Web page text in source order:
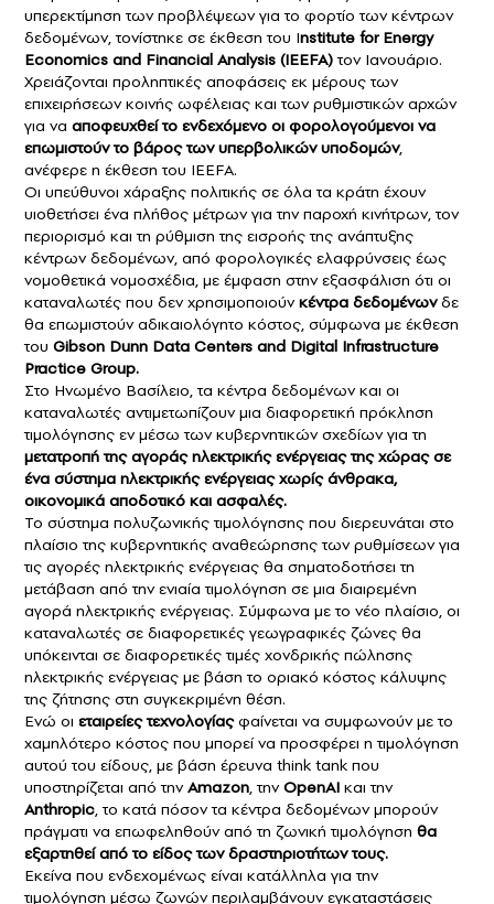
υπερεκτίμηση των προβλέψεων για το φορτίο των κέντρων
δεδομένων, τονίστηκε σε έκθεση του Institute for Energy
Economics and Financial Analysis (ΙΕΕFA)τον Ιανουάριο.
Χρειάζονται προληπτικές αποφάσεις εκ μέρους των
επιχειρήσεων κοινής ωφέλειας και των ρυθμιστικών αρχών
για να αποφευχθεί το ενδεχόμενο οι φορολογούμενοι να
επωμιστούν το βάρος των υπερβολικών υποδομών,
ανέφερε η έκθεση του IEEFA.
Οι υπεύθυνοι χάραξης πολιτικής σε όλα τα κράτη έχουν
υιοθετήσει ένα πλήθος μέτρων για την παροχή κινήτρων, τον
περιορισμό και τη ρύθμιση της εισροής της ανάπτυξης
κέντρων δεδομένων, από φορολογικές ελαφρύνσεις έως
νομοθετικά νομοσχέδια, με έμφαση στην εξασφάλιση ότι οι
καταναλωτές που δεν χρησιμοποιούνκέντρα δεδομένωνδε
θα επωμιστούν αδικαιολόγητο κόστος, σύμφωνα με έκθεση
του Gibson Dunn Data Centers and Digital Infrastructure
Practice Group.
Στο Ηνωμένο Βασίλειο, τα κέντρα δεδομένων και οι
καταναλωτές αντιμετωπίζουν μια διαφορετική πρόκληση
τιμολόγησης εν μέσω των κυβερνητικών σχεδίων για τη
μετατροπή της αγοράς ηλεκτρικής ενέργειας της χώρας σε
ένα σύστημα ηλεκτρικής ενέργειας χωρίς άνθρακα,
οικονομικά αποδοτικό και ασφαλές.
Το σύστημα πολυζωνικής τιμολόγησης που διερευνάται στο
πλαίσιο της κυβερνητικής αναθεώρησης των ρυθμίσεων για
τις αγορές ηλεκτρικής ενέργειας θα σηματοδοτήσει τη
μετάβαση από την ενιαία τιμολόγηση σε μια διαιρεμένη
αγορά ηλεκτρικής ενέργειας. Σύμφωνα με το νέο πλαίσιο, οι
καταναλωτές σε διαφορετικές γεωγραφικές ζώνες θα
υπόκεινται σε διαφορετικές τιμές χονδρικής πώλησης
ηλεκτρικής ενέργειας με βάση το οριακό κόστος κάλυψης
της ζήτησης στη συγκεκριμένη θέση.
Ενώ οι εταιρείες τεχνολογίαςφαίνεται να συμφωνούν με το
χαμηλότερο κόστος που μπορεί να προσφέρει η τιμολόγηση
αυτού του είδους, με βάση έρευνα think tank που
υποστηρίζεται από τηνAmazon, τηνOpenAI και την
Anthropic, το κατά πόσον τα κέντρα δεδομένων μπορούν
πράγματι να επωφεληθούν από τη ζωνική τιμολόγηση θα
εξαρτηθεί από το είδος των δραστηριοτήτων τους.
Εκείνα που ενδεχομένως είναι κατάλληλα για την
τιμολόγηση μέσω ζωνών περιλαμβάνουν εγκαταστάσεις